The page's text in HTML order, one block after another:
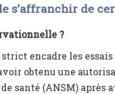
s’affranchir de
?
encadre les
obtenu une
santé (ANSM) après